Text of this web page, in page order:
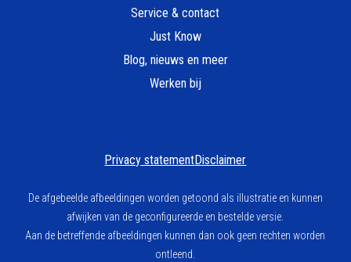
Service & contact
Just Know
Blog, nieuws en meer
Werken bij
Privacy statementDisclaimer
De afgebeelde afbeeldingen worden getoond als illustratie en kunnen
afwijken van de geconfigureerde en bestelde versie.
Aan de betreffende afbeeldingen kunnen dan ook geen rechten worden
ontleend.